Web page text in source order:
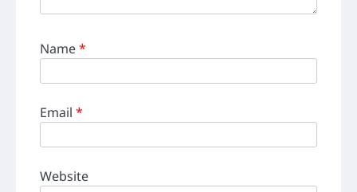
Name*
Email *
Website